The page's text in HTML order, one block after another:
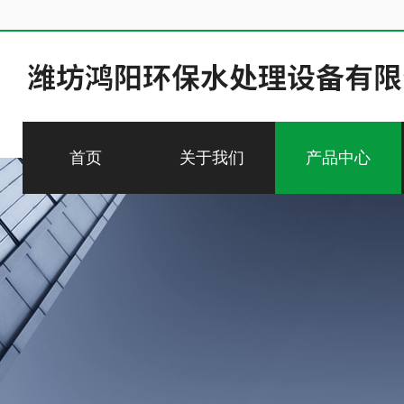
首页 关于我们 产品中心